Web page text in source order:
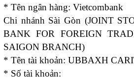
* Tên ngân hàng: Vietcombank
Chi nhánh Sài Gòn (JOINT
BANK FOR FOREIGN
SAIGON BRANCH)
* Tên tài khoản: UBBAXH
* Số tài khoản: